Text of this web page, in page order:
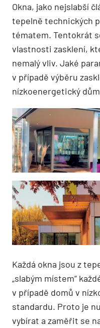
Okna, jako nejslabší
tepelně technických
tématem. Tentokrát
vlastnosti zasklení,
nemalý vliv. Jaké
v případě výběru
nízkoenergetický
Každá okna jsou z
„slabým místem“
v případě domů v
standardu. Proto je
vybírat a zaměřit se